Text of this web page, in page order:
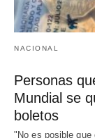
NACIONAL
Personas
Mundial se
boletos
"No es posible que